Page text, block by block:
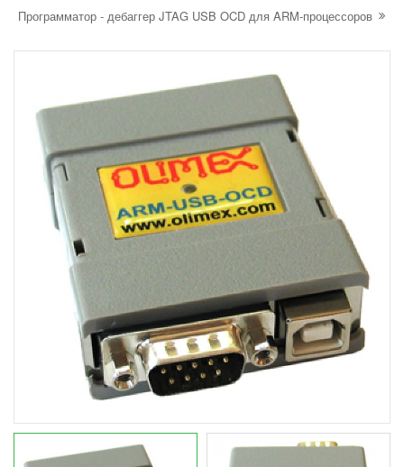
Программатор - дебаггер JTAG USB OCD для ARM-процессоров